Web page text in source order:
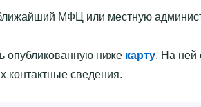
МФЦ или местную
опубликованную ниже карту. На ней
контактные сведения.